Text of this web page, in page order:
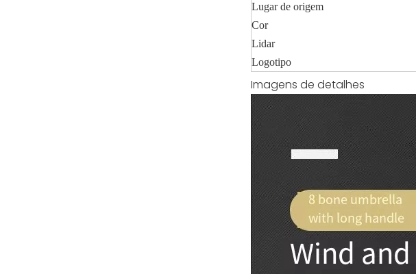
Lugar de origem
Cor
Lidar
Logotipo
Imagens de detalhes